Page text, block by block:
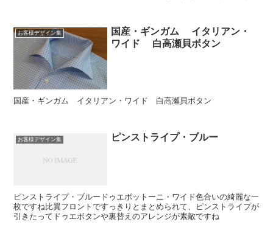
お客様デザイン集
国産・ギンガム イタリアン・
ワイド 白高瀬貝ボタン
国産・ギンガム イタリアン・ワイド 白高瀬貝ボタン
お客様デザイン集 ピンストライプ・ブルー
ピンストライプ・ブルードゥエボットーニ・ワイド色合いの綺麗な一
枚ですね比翼フロントですっきりとまとめられて、ピンストライプが
引きたってドゥエボタンや裏替えのアレンジが素敵ですね